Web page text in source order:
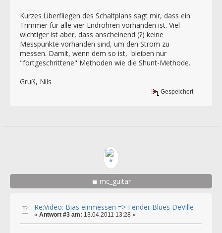
Kurzes Überfliegen des Schaltplans sagt mir, dass ein
Trimmer für alle vier Endröhren vorhanden ist. Viel
wichtiger ist aber, dass anscheinend (?) keine
Messpunkte vorhanden sind, um den Strom zu
messen. Damit, wenn dem so ist, bleiben nur
"fortgeschrittene" Methoden wie die Shunt-Methode.
Gruß, Nils
Gespeichert
mc_guitar
Re:Video: Bias einmessen => Fender Blues DeVille
« Antwort #3 am: 13.04.2011 13:28 »